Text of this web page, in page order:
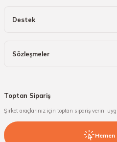
Destek
Sözleşmeler
Toptan Sipariş
Şirket araçlarınız için toptan sipariş verin,
Hemen